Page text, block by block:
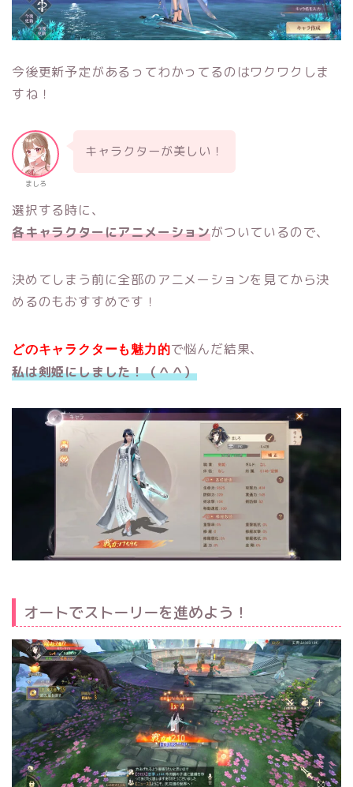
今後更新予定があるってわかってるのはワクワクしま
すね！
ましろ
キャラクターが美しい！
選択する時に、
各キャラクターにアニメーションがついているので、
決めてしまう前に全部のアニメーションを見てから決
めるのもおすすめです！
どのキャラクターも魅力的で悩んだ結果、
私は剣姫にしました！（＾＾）
オートでストーリーを進めよう！